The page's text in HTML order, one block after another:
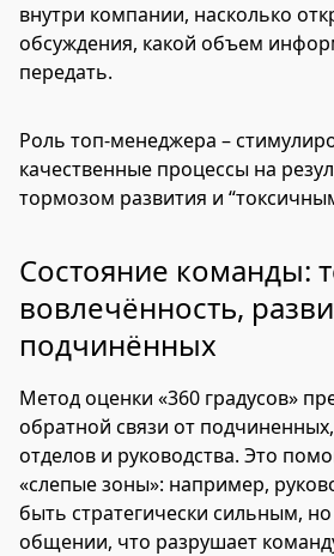
внутри компании, насколько
обсуждения, какой объем
передать.
Роль топ-менеджера –
качественные процессы на
тормозом развития и
Состояние команды:
вовлечённость,
подчинённых
Метод оценки «360 градусов»
обратной связи от
отделов и руководства. Это
«слепые зоны»: например,
быть стратегически сильным,
общении, что разрушает